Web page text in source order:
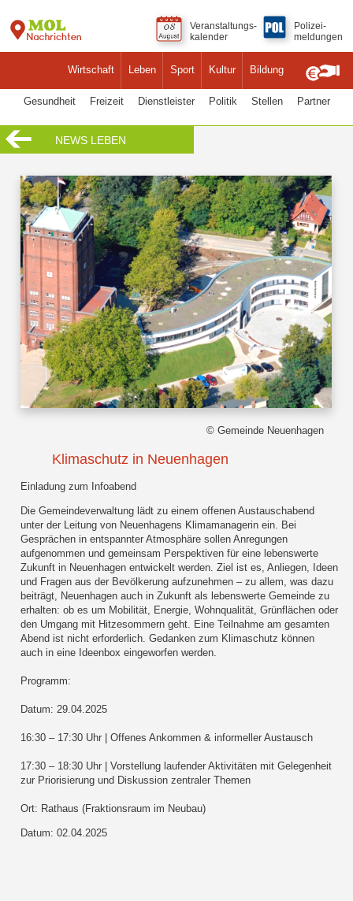
Wirtschaft Leben Sport Kultur Bildung
Veranstaltungs-
kalender
Polizei-
meldungen
Gesundheit Freizeit Dienstleister Politik Stellen Partner
NEWS LEBEN
© Gemeinde Neuenhagen
Klimaschutz in Neuenhagen
Einladung zum Infoabend
Die Gemeindeverwaltung lädt zu einem offenen Austauschabend
unter der Leitung von Neuenhagens Klimamanagerin ein. Bei
Gesprächen in entspannter Atmosphäre sollen Anregungen
aufgenommen und gemeinsam Perspektiven für eine lebenswerte
Zukunft in Neuenhagen entwickelt werden. Ziel ist es, Anliegen, Ideen
und Fragen aus der Bevölkerung aufzunehmen – zu allem, was dazu
beiträgt, Neuenhagen auch in Zukunft als lebenswerte Gemeinde zu
erhalten: ob es um Mobilität, Energie, Wohnqualität, Grünflächen oder
den Umgang mit Hitzesommern geht. Eine Teilnahme am gesamten
Abend ist nicht erforderlich. Gedanken zum Klimaschutz können
auch in eine Ideenbox eingeworfen werden.
Programm:
Datum: 29.04.2025
16:30 – 17:30 Uhr | Offenes Ankommen & informeller Austausch
17:30 – 18:30 Uhr | Vorstellung laufender Aktivitäten mit Gelegenheit
zur Priorisierung und Diskussion zentraler Themen
Ort: Rathaus (Fraktionsraum im Neubau)
Datum: 02.04.2025